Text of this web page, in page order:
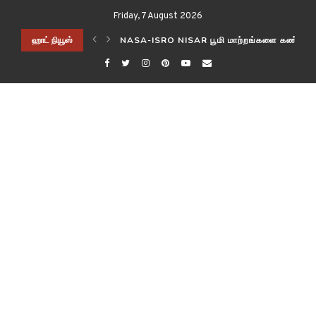
Friday, 7 August 2026
ஹாட் நியூஸ்
விஞ்ஞானிகள்! NASA-ISRO NISAR பூமி மாற்றங்களை